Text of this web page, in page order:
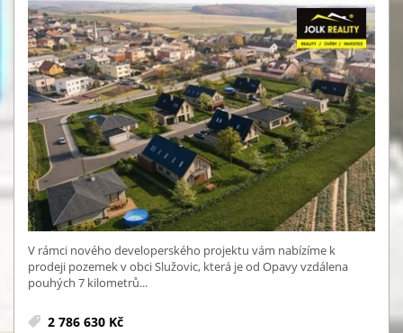
V rámci nového developerského projektu vám nabízíme k
prodeji pozemek v obci Služovic, která je od Opavy vzdálena
pouhých 7 kilometrů...
2 786 630 Kč